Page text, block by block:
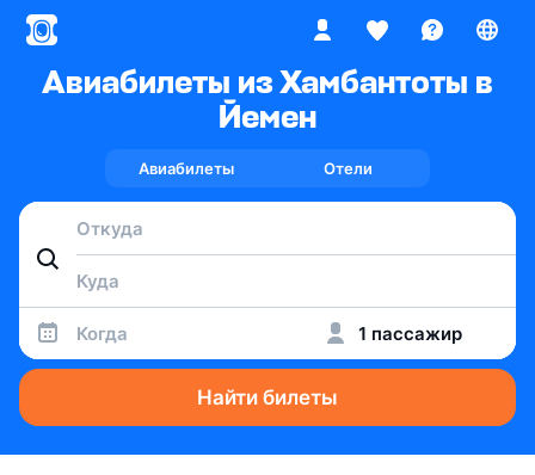
Авиабилеты из Хамбантоты в
Йемен
Авиабилеты Отели
Когда 1 пассажир
Найти билеты